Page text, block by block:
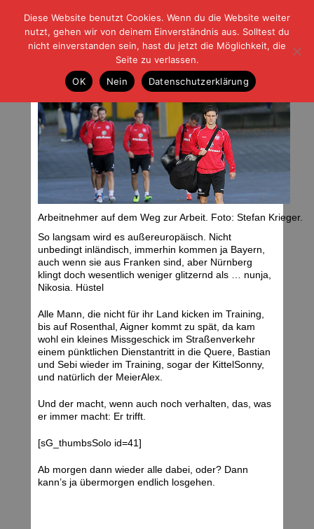
| | |BLOG-GFußball und der Rest
HOME|REGELN|IMPRESSUM |DATENSCHUTZ
Der Alltag kehrt zurück
Dienstag, 15.10.13 | 18:17 Uhr
Arbeitnehmer auf dem Weg zur Arbeit. Foto: Stefan Krieger.
So langsam wird es außereuropäisch. Nicht
unbedingt inländisch, immerhin kommen ja Bayern,
auch wenn sie aus Franken sind, aber Nürnberg
klingt doch wesentlich weniger glitzernd als … nunja,
Nikosia. Hüstel
Alle Mann, die nicht für ihr Land kicken im Training,
bis auf Rosenthal, Aigner kommt zu spät, da kam
wohl ein kleines Missgeschick im Straßenverkehr
einem pünktlichen Dienstantritt in die Quere, Bastian
und Sebi wieder im Training, sogar der KittelSonny,
und natürlich der MeierAlex.
Und der macht, wenn auch noch verhalten, das, was
er immer macht: Er trifft.
[sG_thumbsSolo id=41]
Ab morgen dann wieder alle dabei, oder? Dann
kann’s ja übermorgen endlich losgehen.
Diese Website benutzt Cookies. Wenn du die Website weiter
nutzt, gehen wir von deinem Einverständnis aus. Solltest du
nicht einverstanden sein, hast du jetzt die Möglichkeit, die
Seite zu verlassen.
OK
Nein Datenschutzerklärung